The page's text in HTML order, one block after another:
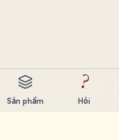
Sản phẩm
?
Hỏi